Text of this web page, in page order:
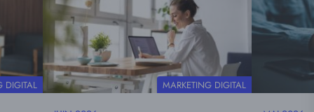
DIGITAL THÉMATIQUE
MARKETING DIGITAL